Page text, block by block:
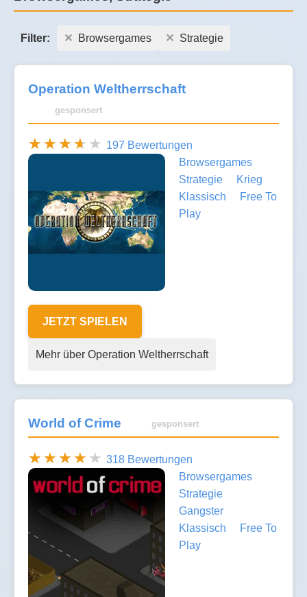
Filter: Browsergames Strategie
Operation Weltherrschaft
gesponsert
197 Bewertungen
Browsergames
Strategie
Krieg
Klassisch
Free To
Play
JETZT SPIELEN
Mehr über Operation Weltherrschaft
World of Crime gesponsert
318 Bewertungen
Browsergames
Strategie
Gangster
Klassisch
Free To
Play